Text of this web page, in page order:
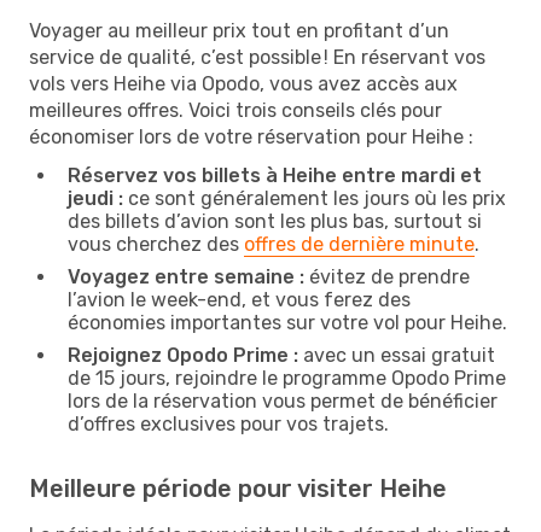
Voyager au meilleur prix tout en profitant d’un
service de qualité, c’est possible ! En réservant vos
vols vers Heihe via Opodo, vous avez accès aux
meilleures offres. Voici trois conseils clés pour
économiser lors de votre réservation pour Heihe :
Réservez vos billets à Heihe entre mardi et
jeudi : ce sont généralement les jours où les prix
des billets d’avion sont les plus bas, surtout si
vous cherchez des offres de dernière minute.
Voyagez entre semaine : évitez de prendre
l’avion le week-end, et vous ferez des
économies importantes sur votre vol pour Heihe.
Rejoignez Opodo Prime : avec un essai gratuit
de 15 jours, rejoindre le programme Opodo Prime
lors de la réservation vous permet de bénéficier
d’offres exclusives pour vos trajets.
Meilleure période pour visiter Heihe